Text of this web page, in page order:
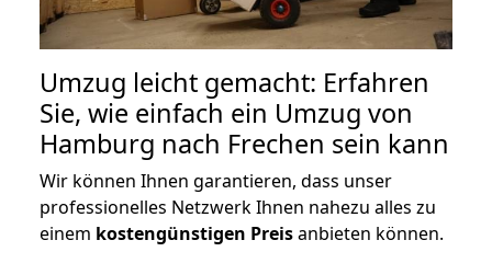
Umzug leicht gemacht: Erfahren
Sie, wie einfach ein Umzug von
Hamburg nach Frechen sein kann
Wir können Ihnen garantieren, dass unser
professionelles Netzwerk Ihnen nahezu alles zu
einem kostengünstigen Preisanbieten können.